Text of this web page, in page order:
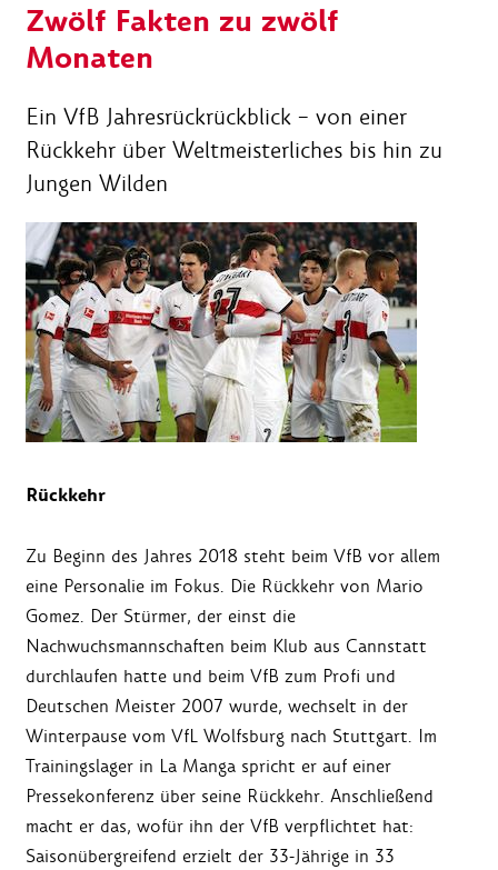
Zwölf Fakten zu zwölf
Monaten
Ein VfB Jahresrückrückblick – von einer
Rückkehr über Weltmeisterliches bis hin zu
Jungen Wilden
Rückkehr
Zu Beginn des Jahres 2018 steht beim VfB vor allem
eine Personalie im Fokus. Die Rückkehr von Mario
Gomez. Der Stürmer, der einst die
Nachwuchsmannschaften beim Klub aus Cannstatt
durchlaufen hatte und beim VfB zum Profi und
Deutschen Meister 2007 wurde, wechselt in der
Winterpause vom VfL Wolfsburg nach Stuttgart. Im
Trainingslager in La Manga spricht er auf einer
Pressekonferenz über seine Rückkehr. Anschließend
macht er das, wofür ihn der VfB verpflichtet hat:
Saisonübergreifend erzielt der 33-Jährige in 33